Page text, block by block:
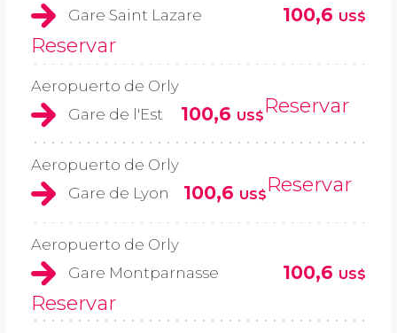
Gare Saint Lazare
100,6 US$
Reservar
Aeropuerto de Orly
Gare de l'Est
100,6 US$Reservar
Aeropuerto de Orly
Gare de Lyon
100,6 US$Reservar
Aeropuerto de Orly
Gare Montparnasse
100,6 US$
Reservar